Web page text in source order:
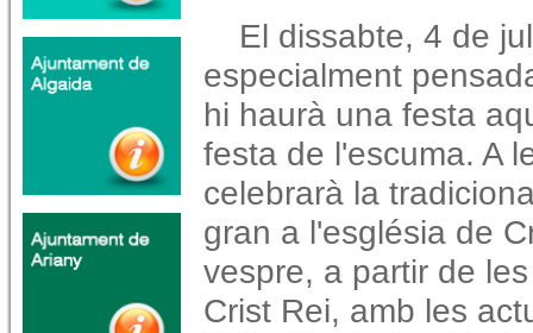
El dissabte, 4 de
especialment
hi haurà una festa
festa de l'escuma. A
celebrarà la
gran a l'església de
vespre, a partir de
Crist Rei, amb les